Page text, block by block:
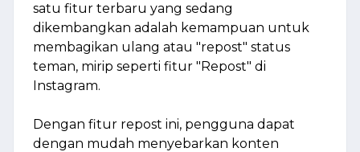
satu fitur terbaru yang sedang
dikembangkan adalah kemampuan untuk
membagikan ulang atau "repost" status
teman, mirip seperti fitur "Repost" di
Instagram.
Dengan fitur repost ini, pengguna dapat
dengan mudah menyebarkan konten